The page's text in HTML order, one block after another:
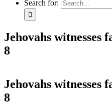
Search for:
Jehovahs witnesses
8
Jehovahs witnesses
8